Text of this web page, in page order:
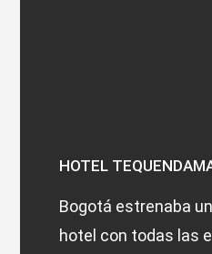
HOTEL
Bogotá estrenaba
hotel con todas las